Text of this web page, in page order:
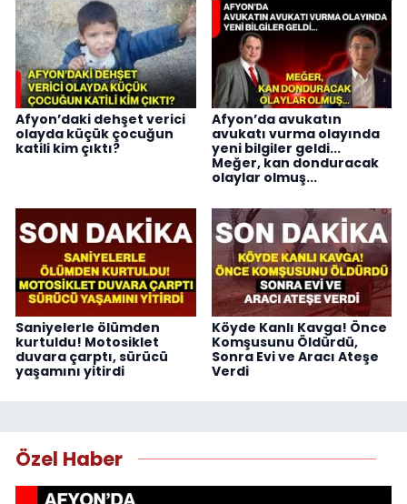
Afyon’daki dehşet verici
olayda küçük çocuğun
katili kim çıktı?
Afyon’da avukatın
avukatı vurma olayında
yeni bilgiler geldi...
Meğer, kan donduracak
olaylar olmuş...
Saniyelerle ölümden
kurtuldu! Motosiklet
duvara çarptı, sürücü
yaşamını yitirdi
Köyde Kanlı Kavga! Önce
Komşusunu Öldürdü,
Sonra Evi ve Aracı Ateşe
Verdi
Özel Haber